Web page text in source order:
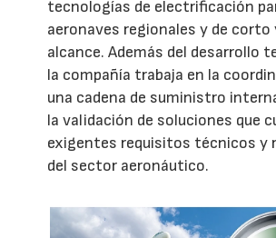
tecnologías de electrificación
aeronaves regionales y de corto
alcance. Además del desarrollo
la compañía trabaja en la
una cadena de suministro
la validación de soluciones que
exigentes requisitos técnicos y
del sector aeronáutico.